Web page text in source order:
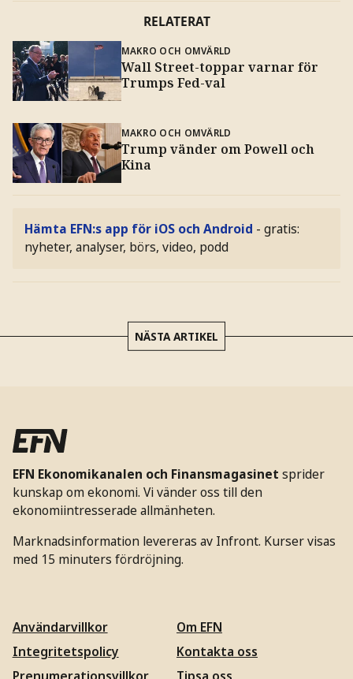
RELATERAT
MAKRO OCH OMVÄRLD
Wall Street-toppar varnar för
Trumps Fed-val
MAKRO OCH OMVÄRLD
Trump vänder om Powell och
Kina
Hämta EFN:s app för iOS och Android - gratis:
nyheter, analyser, börs, video, podd
NÄSTA ARTIKEL
EFN Ekonomikanalen och Finansmagasinet sprider
kunskap om ekonomi. Vi vänder oss till den
ekonomiintresserade allmänheten.
Marknadsinformation levereras av Infront. Kurser visas
med 15 minuters fördröjning.
Användarvillkor
Integritetspolicy
Prenumerationsvillkor
Om EFN
Kontakta oss
Tipsa oss